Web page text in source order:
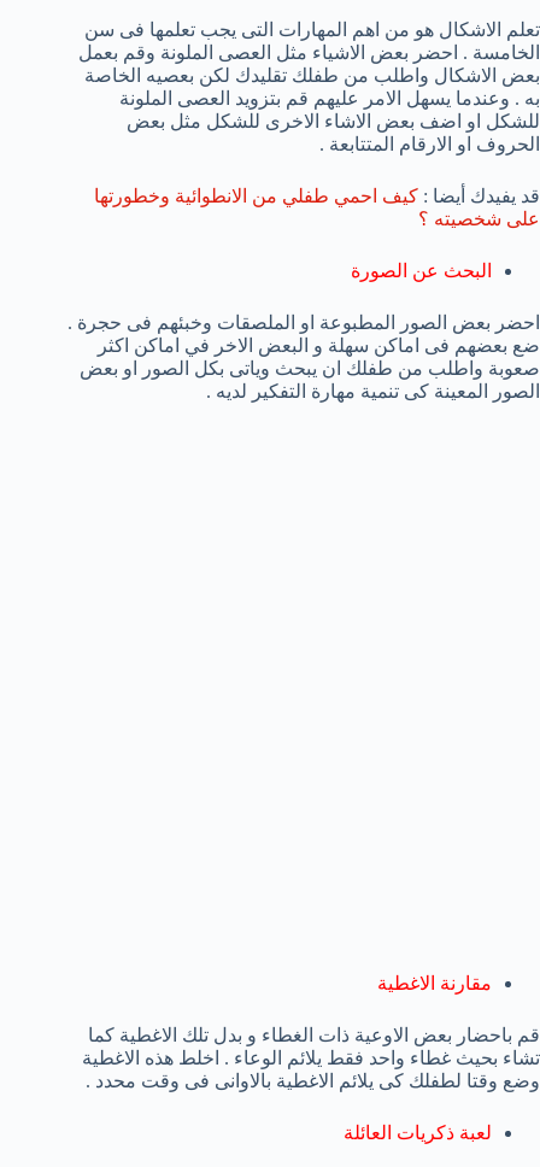
تعلم الاشكال هو من اهم المهارات التى يجب تعلمها فى سن
الخامسة . احضر بعض الاشياء مثل العصى الملونة وقم بعمل
بعض الاشكال واطلب من طفلك تقليدك لكن بعصيه الخاصة
به . وعندما يسهل الامر عليهم قم بتزويد العصى الملونة
للشكل او اضف بعض الاشاء الاخرى للشكل مثل بعض
الحروف او الارقام المتتابعة .
قد يفيدك أيضا : كيف احمي طفلي من الانطوائية وخطورتها
على شخصيته ؟
البحث عن الصورة
احضر بعض الصور المطبوعة او الملصقات وخبئهم فى حجرة .
ضع بعضهم فى اماكن سهلة و البعض الاخر في اماكن اكثر
صعوبة واطلب من طفلك ان يبحث وياتى بكل الصور او بعض
الصور المعينة كى تنمية مهارة التفكير لديه .
مقارنة الاغطية
قم باحضار بعض الاوعية ذات الغطاء و بدل تلك الاغطية كما
تشاء بحيث غطاء واحد فقط يلائم الوعاء . اخلط هذه الاغطية
وضع وقتا لطفلك كى يلائم الاغطية بالاوانى فى وقت محدد .
لعبة ذكريات العائلة